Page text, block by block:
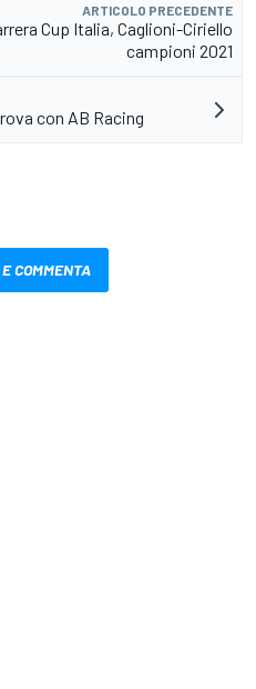
ARTICOLO PRECEDENTE
Cup Italia, Caglioni-Ciriello
campioni 2021
con AB Racing
COMMENTA